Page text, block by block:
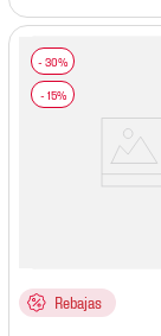
Rebajas